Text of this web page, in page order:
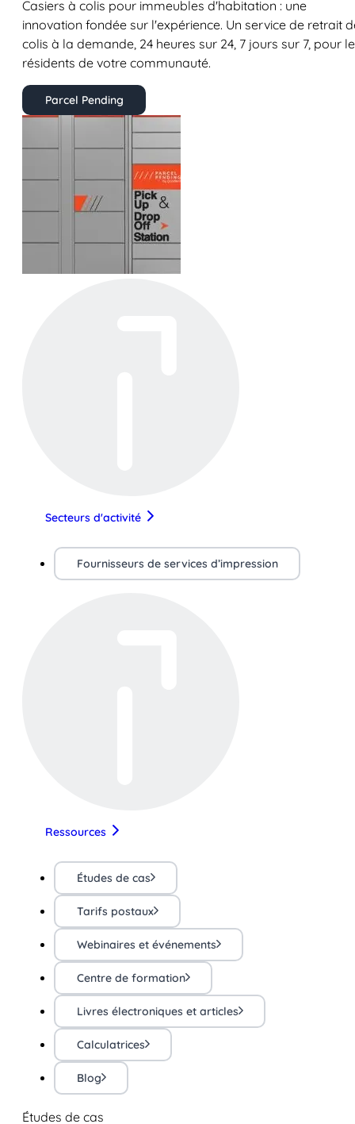
Casiers à colis pour immeubles d'habitation : une
innovation fondée sur l'expérience. Un service de retrait
colis à la demande, 24 heures sur 24, 7 jours sur 7, pour
résidents de votre communauté.
Parcel Pending
Secteurs d'activité
Fournisseurs de services d’impression
Ressources
Études de cas
Tarifs postaux
Webinaires et événements
Centre de formation
Livres électroniques et articles
Calculatrices
Blog
Études de cas